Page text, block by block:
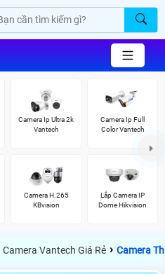
Camera Ip Ultra 2k
Vantech
Camera Ip Full
Color Vantech
Camera H.265
KBvision
Lắp Camera IP
Dome Hikvision
Camera Vantech Giá Rẻ › Camera